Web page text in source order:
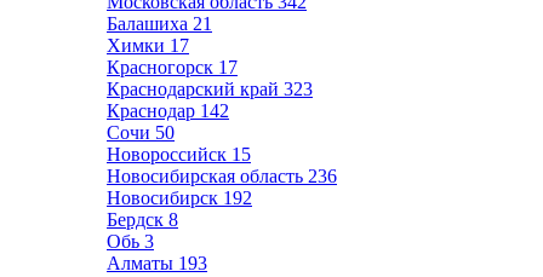
Балашиха 21
Химки 17
Красногорск 17
Краснодарский край 323
Краснодар 142
Сочи 50
Новороссийск 15
Новосибирская область 236
Новосибирск 192
Бердск 8
Обь 3
Алматы 193